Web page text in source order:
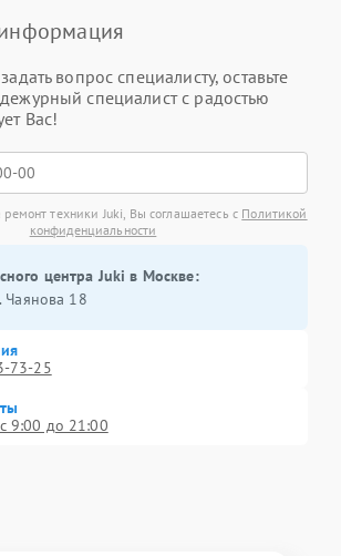
вопрос специалисту, оставьте
специалист с радостью
Вас!
техники Juki, Вы соглашаетесь с Политикой
конфиденциальности
центра Juki в Москве:
Чаянова 18
73-25
9:00 до 21:00